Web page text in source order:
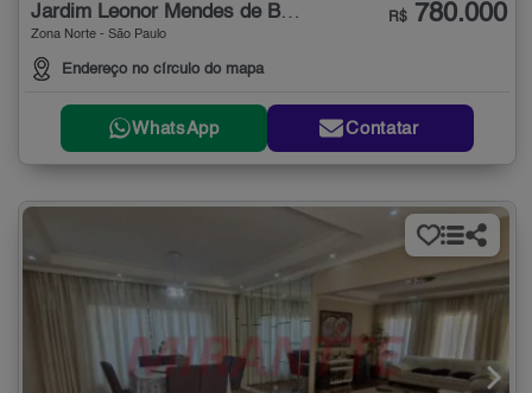
Jardim Leonor Mendes de Barros
Zona Norte - São Paulo
Endereço no círculo do mapa
R$ 780.000
WhatsApp Contatar